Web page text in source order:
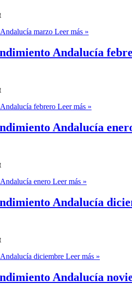
marzo Leer más »
Andalucía
febrero Leer más »
Andalucía
enero Leer más »
Andalucía
diciembre Leer más »
Andalucía